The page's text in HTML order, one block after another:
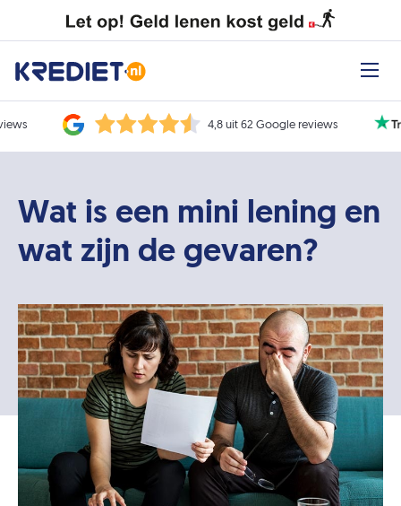
4,8 uit 62 Google reviews
Wat is een mini lening en
wat zijn de gevaren?